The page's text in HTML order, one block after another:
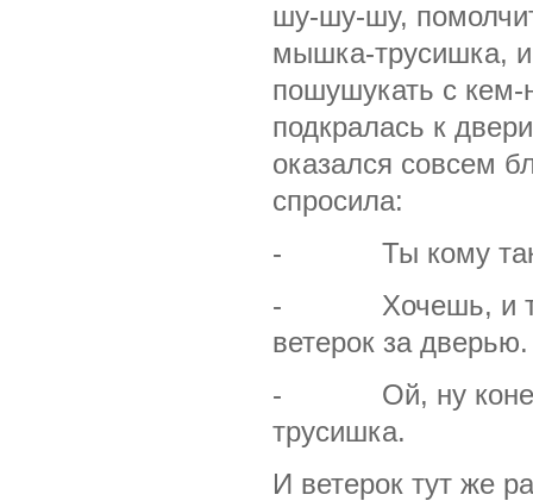
шу-шу-шу,
мышка-трусишка, и
пошушукать с кем-
подкралась к
оказался совсем
спросила:
- Ты кому так
- Хочешь, и
ветерок за дверью.
- Ой, ну
трусишка.
И ветерок тут же